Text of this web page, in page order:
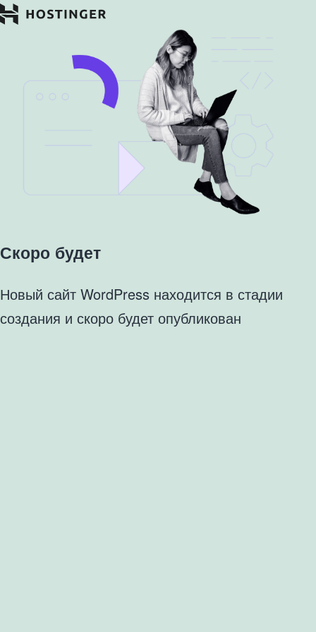
Скоро будет
Новый сайт WordPress находится в стадии
создания и скоро будет опубликован